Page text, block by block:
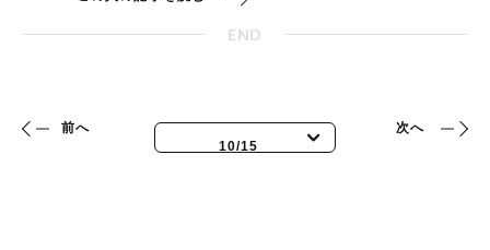
END
10/15
前へ 次へ